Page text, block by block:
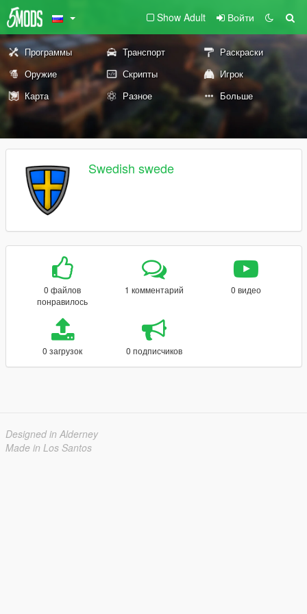
Show Adult Войти
Программы Транспорт
Раскраски
Оружие
Скрипты
Игрок
Карта
Разное Больше
Swedish swede
0 файлов
понравилось
1 комментарий 0 видео
0 загрузок 0 подписчиков
Designed in Alderney
Made in Los Santos